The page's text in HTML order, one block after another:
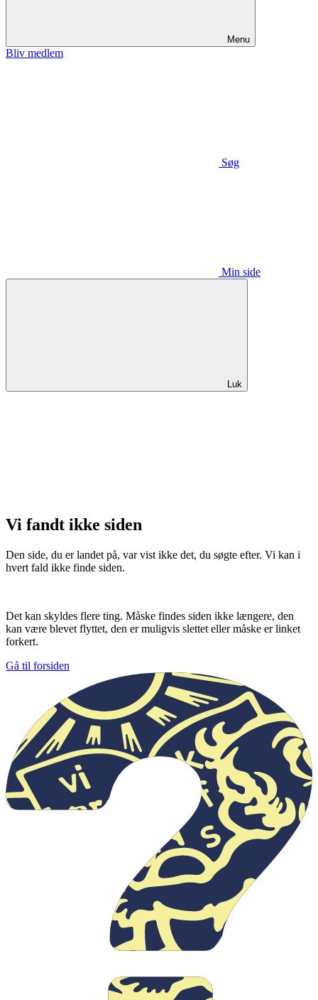
Menu
Bliv medlem
Søg
Min side
Luk
Vi fandt ikke siden
Den side, du er landet på, var vist ikke det, du søgte efter. Vi kan i
hvert fald ikke finde siden.
Det kan skyldes flere ting. Måske findes siden ikke længere, den
kan være blevet flyttet, den er muligvis slettet eller måske er linket
forkert.
Gå til forsiden